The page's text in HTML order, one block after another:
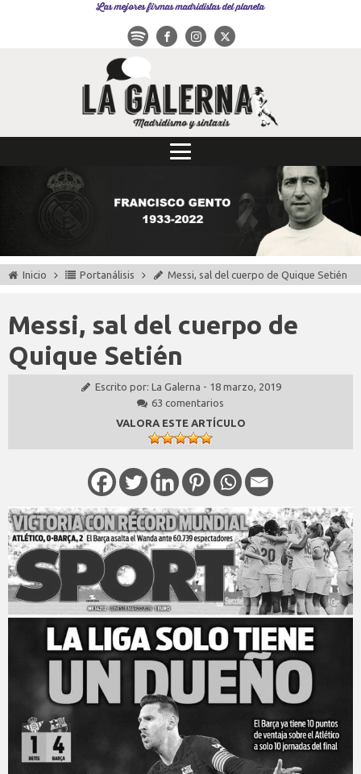
Las mejores firmas madridistas del planeta
Inicio Portanálisis Messi, sal del cuerpo de Quique Setién
Messi, sal del cuerpo de
Quique Setién
Escrito por: La Galerna - 18 marzo, 2019
63 comentarios
VALORA ESTE ARTÍCULO